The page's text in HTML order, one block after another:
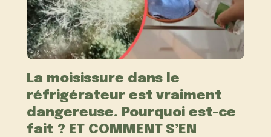
La moisissure dans le
réfrigérateur est vraiment
dangereuse. Pourquoi est-ce
fait ? ET COMMENT S’EN